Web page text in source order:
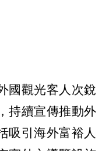
國觀光客人次銳
持續宣傳推動外
吸引海外富裕人